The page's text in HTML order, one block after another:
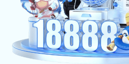
成功案例
当前位置： 多多28 > 消防水炮报价 >